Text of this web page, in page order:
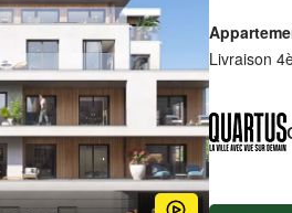
Livraison